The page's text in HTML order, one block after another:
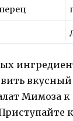
Мимоза к